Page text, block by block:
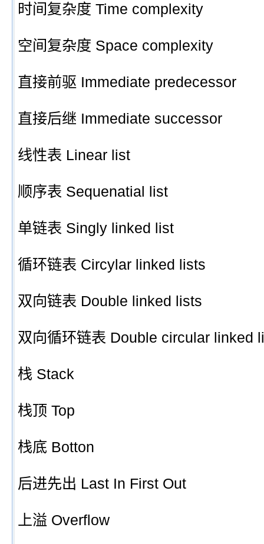
时间复杂度 Time complexity
空间复杂度 Space complexity
直接前驱 Immediate predecessor
直接后继 Immediate successor
线性表 Linear list
顺序表 Sequenatial list
单链表 Singly linked list
循环链表 Circylar linked lists
双向链表 Double linked lists
双向循环链表 Double circular linked
栈 Stack
栈顶 Top
栈底 Botton
后进先出 Last In First Out
上溢 Overflow